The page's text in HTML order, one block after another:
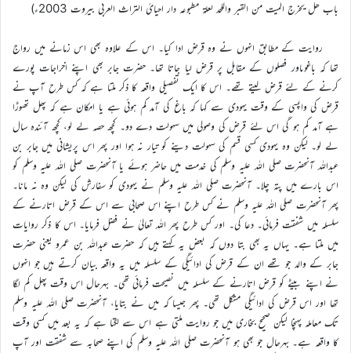
باب ھل یخرج المیت من القبر واللحد لعلۃ مطبوعہ دار احیائ التراث العربی بیروت 2003ء)
روایت کے مطابق انہوں نے وہ قرض ادا کیا۔ اس کے علاوہ بھی اس زمانے میں رواج
تھا کہ باغوںاور فصلوں کے مقابل پر قرض لیا جاتا تھا۔ حضرت جابر بھی اپنے اخراجات پورے
کرنے کے لئے قرض لیتے تھے۔ اس کا ایک تفصیلی واقعہ کا ذکر ملتا ہے کہ کس طرح آپ نے
قرض کی واپسی کے وقت یہودی سے کہا کہ باغ کی آمد کم ہوئی ہے یا امکان ہے کہ پھل تھوڑا
ہے آمد کم ہو گی اس لئے قرض کی وصولی میں سہولت دے دو۔ کچھ حصہ لے لو، کچھ آئندہ سال
لے لو۔ لیکن وہ یہودی کسی قسم کی سہولت دینے کو تیار نہ ہوا اور پھر اس پریشانی میں جابر بن
عبداللہ آنحضرت صلی اللہ علیہ وسلم کی خدمت میں حاضر ہوئے یا آنحضرت صلی اللہ علیہ وسلم کو
اس بارے میں پتہ چلا۔ آنحضرت صلی اللہ علیہ وسلم نے یہودی کو سفارش کی لیکن وہ نہ مانا۔
پھر آنحضرت صلی اللہ علیہ وسلم نے کس طرح اپنے اس صحابی سے اس کے قرض اتارنے کے
سلسلہ میں شفقت فرمائی۔ دعا کی۔ اور کس طرح پھر اللہ تعالیٰ نے فضل فرمایا۔ اس کا ذکر روایات
میں ملتا ہے۔ یہاں یہ بھی بتا دوں کہ بعض یہ کہتے ہیں کہ حضرت عبداللہ بن عمرو یعنی حضرت
جابر کے والد جو تھے ان کے قرض کی ادائیگی کے سلسلہ میں یہ واقعہ بیان کرتے ہیں جو انہوں
نے اپنے بیٹے کو قرض اتارنے کے سلسلہ میں نصیحت فرمائی تھی۔ بہرحال اس وقت پھل کم لگا
تھا اور اس قرض کی ادائیگی مشکل تھی۔ پھر جیسا کہ میں نے بتایا، آنحضرت صلی اللہ علیہ وسلم
تک معاملہ پہنچا لیکن صحیح بخاری میں جو روایت ملتی ہے اس سے لگتا ہے کہ یہ بعد میں کسی وقت
کا واقعہ ہے۔ بہرحال جو بھی ہو آنحضرت صلی اللہ علیہ وسلم کی اپنے صحابہ سے شفقت اور آپ